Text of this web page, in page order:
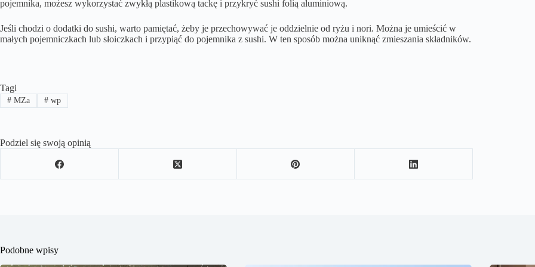
pojemnika, możesz wykorzystać zwykłą plastikową tackę i przykryć sushi folią aluminiową.
Jeśli chodzi o dodatki do sushi, warto pamiętać, żeby je przechowywać je oddzielnie od ryżu i nori. Można je umieścić w
małych pojemniczkach lub słoiczkach i przypiąć do pojemnika z sushi. W ten sposób można uniknąć zmieszania składników.
Tagi
#MZa #wp
Podziel się swoją opinią
Podobne wpisy